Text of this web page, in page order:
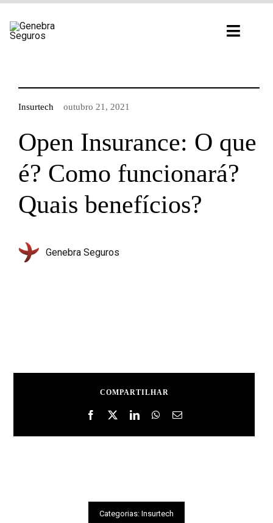
para
Insurtech outubro 21, 2021
Open Insurance: O que
é? Como funcionará?
Quais benefícios?
Genebra Seguros
COMPARTILHAR
Categorias: Insurtech